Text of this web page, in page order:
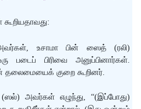
உசாமா பின் ஸைத் (ரலி)
படைப் பிரிவை அனுப்பினார்கள்.
தலைமையைக் குறை கூறினர்.
அவர்கள் எழுந்து, “(இப்போது)